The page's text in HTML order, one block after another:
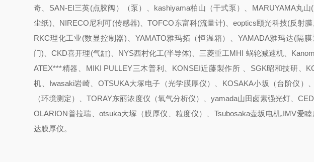
奇、SAN-EI三英(点胶阀）（泵）、kashiyama柏山（干式泵）、MARUYAMA丸
尘纸)、NIRECO尼利可(传感器)、TOFCO东富科(流量计)、eoptics颐光科技(反射
RKC理化工业(数显控制器)、YAMATO雅玛拓（恒温箱）、YAMADA雅玛达(隔
门)、CKD喜开理(气缸)、NYS西村化工(半导体)、三菱重工MHI 蜗轮减速机、
ATEX***精器、MIKI PULLEY三木普利、KONSEI近藤製作所 、SGK昭和技研、
机、Iwasaki岩崎、OTSUKA大塚电子（光学膜厚仪）、KOSAKA小坂（台阶仪）
（环境测定）、TORAY东丽浓度仪（氧气分析仪）、yamada山田卤素强光灯、
OLARION普拉瑞、otsuka大塚（膜厚仪、粒度仪）、Tsubosaka壶坂电机,IMV爱
达膜厚仪。